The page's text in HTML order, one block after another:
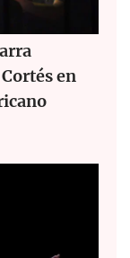
en